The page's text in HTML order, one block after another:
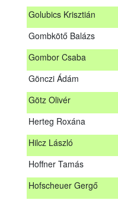
Golubics Krisztián
Gombkötő Balázs
Gombor Csaba
Gönczi Ádám
Götz Olivér
Herteg Roxána
Hilcz László
Hoffner Tamás
Hofscheuer Gergő
Gombor Csaba